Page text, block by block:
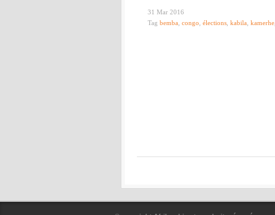
31 Mar 2016
Tag bemba congo élections kabila kamerhe